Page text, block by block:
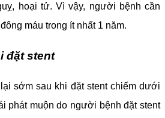
hoại tử. Vì vậy, người bệnh cần
máu trong ít nhất 1 năm.
đặt stent
sớm sau khi đặt stent chiếm dưới
phát muộn do người bệnh đặt stent